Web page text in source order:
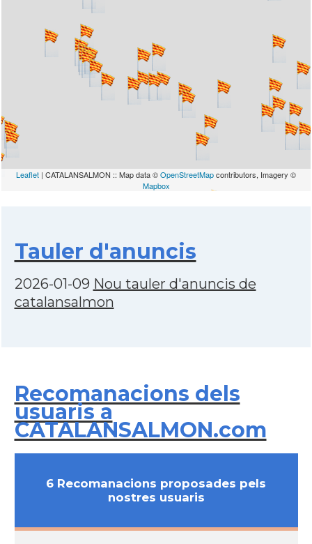
Leaflet | CATALANSALMON :: Map data ©OpenStreetMapcontributors, Imagery ©
Mapbox
Tauler d'anuncis
2026-01-09 Nou tauler d'anuncis de
catalansalmon
Recomanacions dels
usuaris a
CATALANSALMON.com
6 Recomanacions proposades pels
nostres usuaris